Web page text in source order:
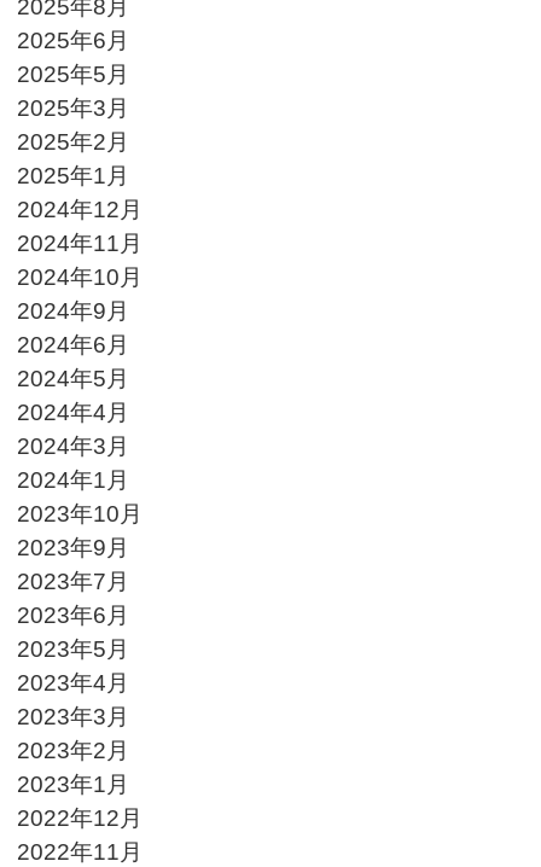
2025年8月
2025年6月
2025年5月
2025年3月
2025年2月
2025年1月
2024年12月
2024年11月
2024年10月
2024年9月
2024年6月
2024年5月
2024年4月
2024年3月
2024年1月
2023年10月
2023年9月
2023年7月
2023年6月
2023年5月
2023年4月
2023年3月
2023年2月
2023年1月
2022年12月
2022年11月